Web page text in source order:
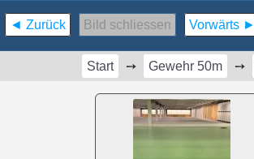
◄︎ Zurück Bild schliessen Vorwärts ►︎
Start ➙︎ Gewehr 50m ➙︎